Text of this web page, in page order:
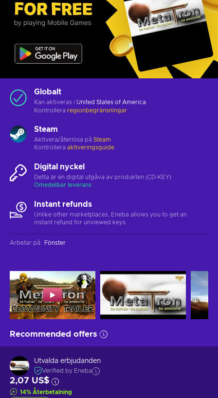
Globalt
Kan aktiveras i United States of America
Kontrollera regionbegränsningar
Steam
Aktivera/återlösa på Steam
Kontrollera aktiveringsguide
Digital nyckel
Detta är en digital utgåva av produkten (CD-KEY)
Omedelbar leverans
Instant refunds
Unlike other marketplaces, Eneba allows you to get an
instant refund for unviewed keys.
Arbetar på: Fönster
Recommended offers
Utvalda erbjudanden
Verified by Eneba
2,07 US$
14% Återbetalning